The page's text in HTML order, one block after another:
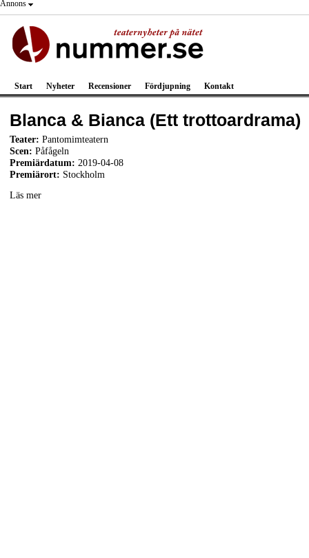
Annons
Start Nyheter Recensioner Fördjupning Kontakt
Blanca & Bianca (Ett trottoardrama)
Teater: Pantomimteatern
Scen: Påfågeln
Premiärdatum: 2019-04-08
Premiärort: Stockholm
Läs mer